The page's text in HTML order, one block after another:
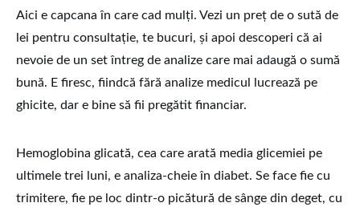
Aici e capcana în care cad mulți. Vezi un preț de o sută de
lei pentru consultație, te bucuri, și apoi descoperi că ai
nevoie de un set întreg de analize care mai adaugă o sumă
bună. E firesc, fiindcă fără analize medicul lucrează pe
ghicite, dar e bine să fii pregătit financiar.
Hemoglobina glicată, cea care arată media glicemiei pe
ultimele trei luni, e analiza-cheie în diabet. Se face fie cu
trimitere, fie pe loc dintr-o picătură de sânge din deget, cu